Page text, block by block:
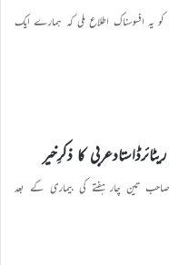
الحسن شاہ۔ مربی سلسلہ سیرالیون) مورخہ ۱۵؍ستمبر۲۰۲۵ء کو یہ افسوسناک اطلاع ملی کہ ہمارے ایک
کا ذکرِخیر
صاحب تین چار ہفتے کی بیماری کے بعد